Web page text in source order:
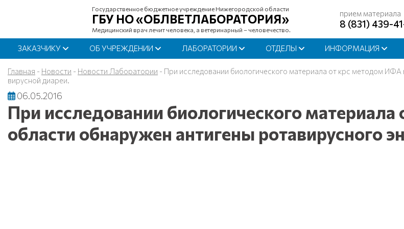
Государственное бюджетное учреждение Нижегородской области
ГБУ НО «ОБЛВЕТЛАБОРАТОРИЯ»
Медицинский врач лечит человека, а ветеринарный – человечество.
прием материала
8 (831) 439-
ЗАКАЗЧИКУ ОБ УЧРЕЖДЕНИИ ЛАБОРАТОРИИ ОТДЕЛЫ ИНФОРМАЦИЯ
Главная - Новости - Новости Лаборатории - При исследовании биологического материала от крс методом
вирусной диареи.
06.05.2016
При исследовании биологического
области обнаружен антигены ротавирусного